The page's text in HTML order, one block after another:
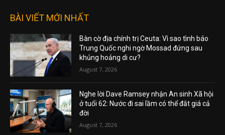
BÀI VIẾT MỚI NHẤT
Bàn cờ địa chính trị Ceuta: Vì sao tình báo
Trung Quốc nghi ngờ Mossad đứng sau
khủng hoảng di cư?
August 7, 2026
Nghe lời Dave Ramsey nhận An sinh Xã hội
ở tuổi 62: Nước đi sai lầm có thể đắt giá cả
đời
August 7, 2026